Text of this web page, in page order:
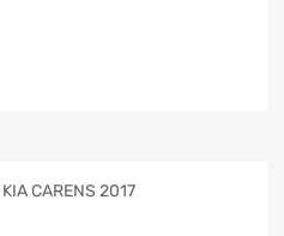
CARENS 2017